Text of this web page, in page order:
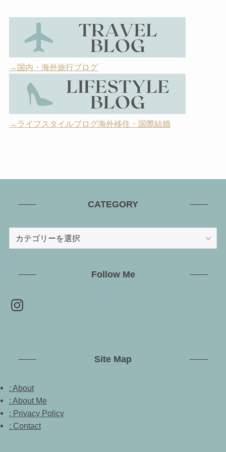
→国内・海外旅行ブログ
→ライフスタイルブログ海外移住・国際結婚
CATEGORY
CATEGORY
Follow Me
Instagram
Site Map
: About
: About Me
: Privacy Policy
: Contact